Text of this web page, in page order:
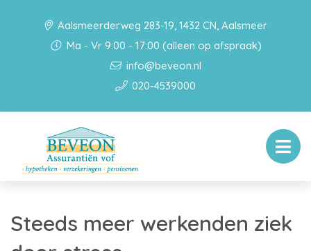
Aalsmeerderweg 283-19, 1432 CN, Aalsmeer
Ma - Vr 9:00 - 17:00 (alleen op afspraak)
info@beveon.nl
020-4539000
Steeds meer werkenden ziek